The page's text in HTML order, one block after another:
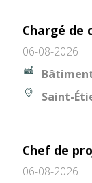
Chargé de
06-08-2026
Saint-
Chef de
06-08-2026